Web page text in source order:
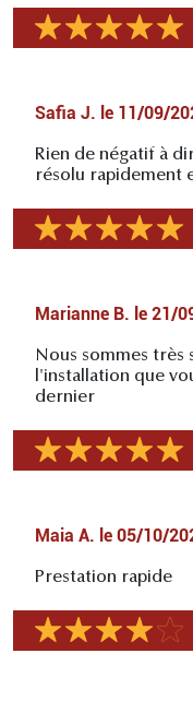
Safia J. le 11/09/
Rien de négatif à
résolu rapidement
Marianne B. le 21/
Nous sommes très
l'installation que
dernier
Maia A. le 05/10/
Prestation rapide